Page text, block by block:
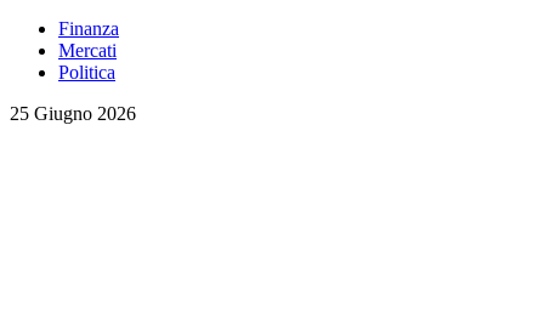
Finanza
Mercati
Politica
25 Giugno 2026